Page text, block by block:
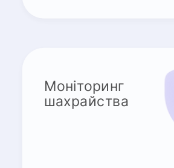
Моніторинг
шахрайства